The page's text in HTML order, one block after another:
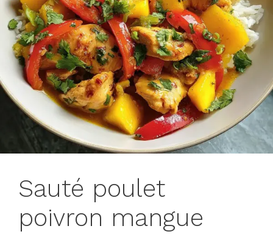
Sauté poulet
poivron mangue